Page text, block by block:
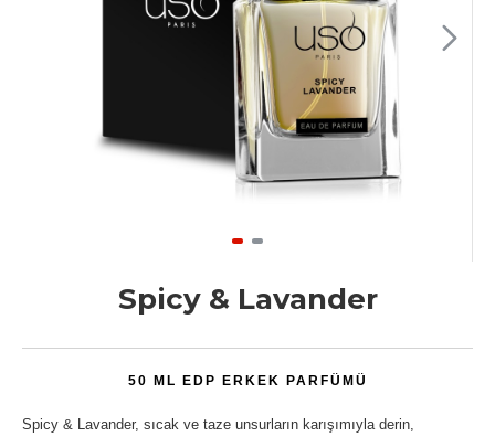
Spicy & Lavander
50 ML EDP ERKEK PARFÜMÜ
Spicy & Lavander, sıcak ve taze unsurların karışımıyla derin,